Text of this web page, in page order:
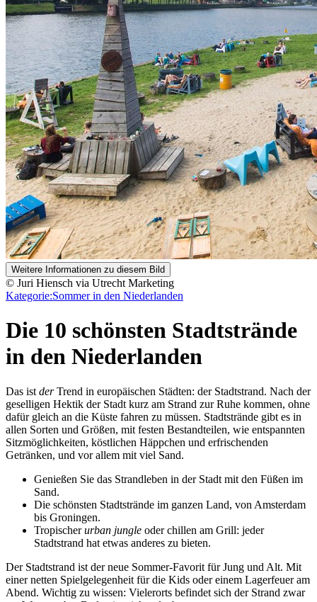
Weitere Informationen zu diesem Bild
© Juri Hiensch via Utrecht Marketing
Kategorie:Sommer in den Niederlanden
Die 10 schönsten Stadtstrände
in den Niederlanden
Das ist derTrend in europäischen Städten: der Stadtstrand. Nach der
geselligen Hektik der Stadt kurz am Strand zur Ruhe kommen, ohne
dafür gleich an die Küste fahren zu müssen. Stadtstrände gibt es in
allen Sorten und Größen, mit festen Bestandteilen, wie entspannten
Sitzmöglichkeiten, köstlichen Häppchen und erfrischenden
Getränken, und vor allem mit viel Sand.
Genießen Sie das Strandleben in der Stadt mit den Füßen im
Sand.
Die schönsten Stadtstrände im ganzen Land, von Amsterdam
bis Groningen.
Tropischerurban jungle oder chillen am Grill: jeder
Stadtstrand hat etwas anderes zu bieten.
Der Stadtstrand ist der neue Sommer-Favorit für Jung und Alt. Mit
einer netten Spielgelegenheit für die Kids oder einem Lagerfeuer am
Abend. Wichtig zu wissen: Vielerorts befindet sich der Strand zwar